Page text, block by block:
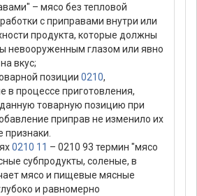
– мясо без тепловой
с приправами внутри или
продукта, которые должны
невооруженным глазом или явно
вкус;
позиции 0210,
в процессе приготовления,
товарную позицию при
приправ не изменило их
признаки.
0210 11 – 0210 93 термин "мясо
субпродукты, соленые, в
мясо и пищевые мясные
и равномерно